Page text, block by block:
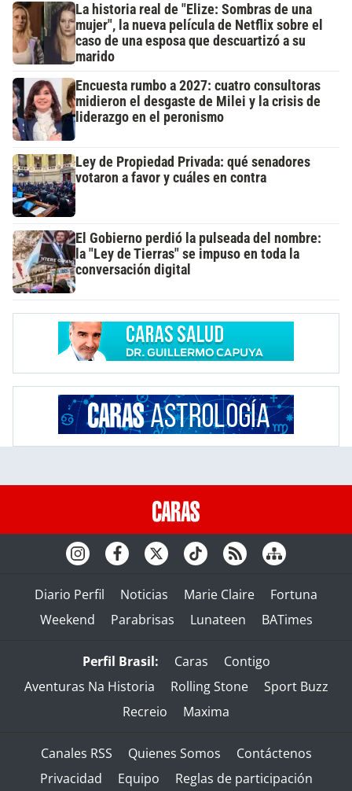
La historia real de "Elize: Sombras de una
mujer", la nueva película de Netflix sobre el
caso de una esposa que descuartizó a su
marido
Encuesta rumbo a 2027: cuatro consultoras
midieron el desgaste de Milei y la crisis de
liderazgo en el peronismo
Ley de Propiedad Privada: qué senadores
votaron a favor y cuáles en contra
El Gobierno perdió la pulseada del nombre:
la "Ley de Tierras" se impuso en toda la
conversación digital
Diario Perfil Noticias Marie Claire
Fortuna
Weekend
Parabrisas Lunateen BATimes
Perfil Brasil: Caras
Contigo
Aventuras Na Historia
Rolling Stone
Sport Buzz
Recreio
Maxima
Canales RSS Quienes Somos
Contáctenos
Privacidad
Equipo Reglas de participación